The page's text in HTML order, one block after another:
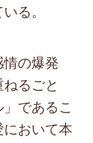
る。
の爆発
るごと
であるこ
おいて本